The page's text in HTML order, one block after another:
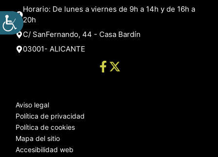
Horario: De lunes a viernes de 9h a 14h y de 16h a
20h
C/ SanFernando, 44 - Casa Bardín
03001- ALICANTE
Aviso legal
Política de privacidad
Política de cookies
Mapa del sitio
Accesibilidad web